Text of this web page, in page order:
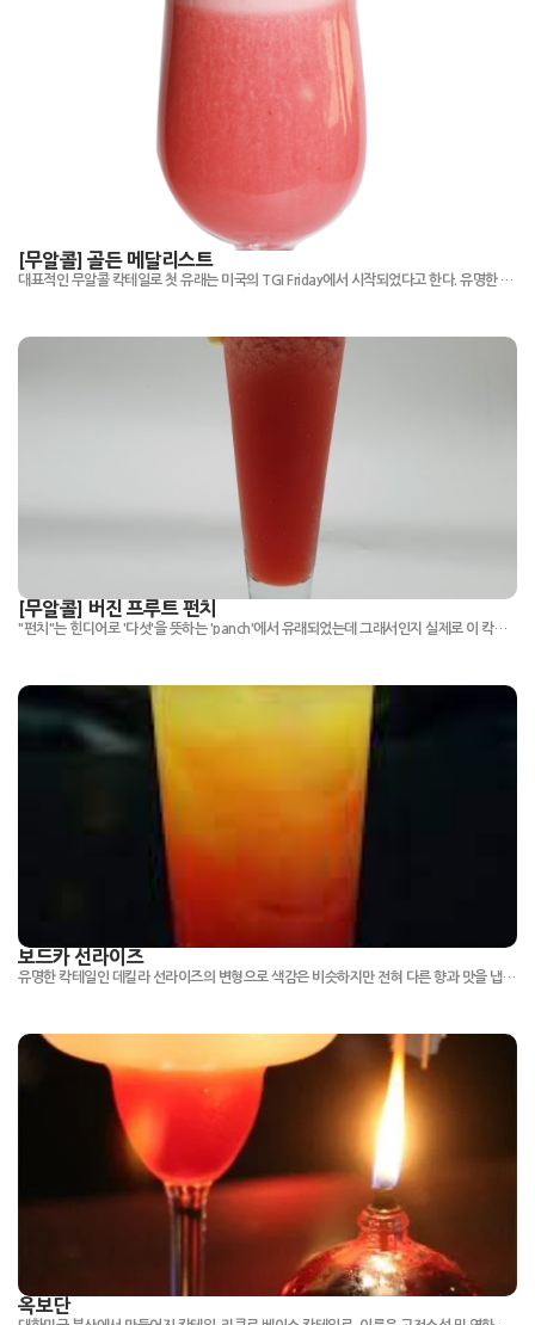
[무알콜] 골든 메달리스트
대표적인 무알콜 칵테일로 첫 유래는 미국의 TGI Friday에서 시작되었다고 한다. 유명한 칵테일이라 많은 사람들이 맛을 봤겠지만 실제로 만들려면 생과일을 갈아 만들어야 해서 손이 좀 간다.
[무알콜] 버진 프루트 펀치
"펀치"는 힌디어로 '다섯'을 뜻하는 'panch'에서 유래되었는데 그래서인지 실제로 이 칵테일에는 5종류의 주스가 들어갑니다.
보드카 선라이즈
유명한 칵테일인 데킬라 선라이즈의 변형으로 색감은 비슷하지만 전혀 다른 향과 맛을 냅니다.
옥보단